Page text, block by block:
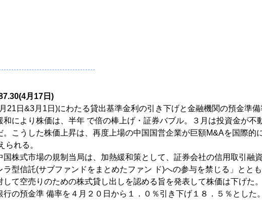
月17日)
21日&3月1日)にわたる貸出基準金利の引き下げと金融機関の預金準
和により株価は、半年 で倍の棒上げ・証券バブル。３月は投資金が不
。こうした株価上昇は、再度上場の中国国営企業が巨額M&Aを国際的
られる。
国株式市場の規制当局は、加熱緩和策として、証券会社の信用取引融
型信託(サブファンドをまとめたファン ド)への参与を禁じる」ととも
して空売りのための株式貸し出しを認める旨を発表して株価は下げた
の預金準 備率を４月２０日から１．０％引き下げ１８．５％とした。